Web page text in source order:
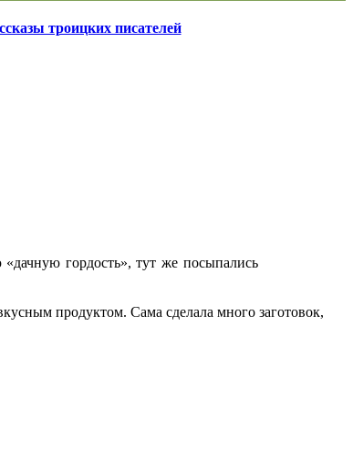
троицких писателей
гордость», тут же посыпались
продуктом. Сама сделала много заготовок,